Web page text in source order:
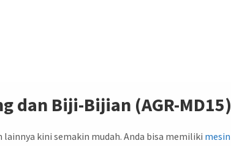
dan Biji-Bijian (AGR-MD15)
kini semakin mudah. Anda bisa memiliki mesin